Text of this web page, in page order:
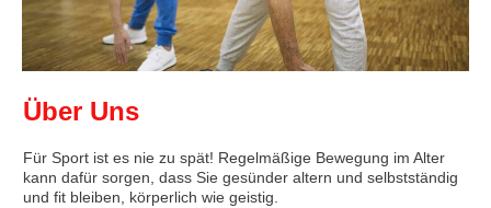
Über Uns
Für Sport ist es nie zu spät! Regelmäßige Bewegung im Alter
kann dafür sorgen, dass Sie gesünder altern und selbstständig
und fit bleiben, körperlich wie geistig.